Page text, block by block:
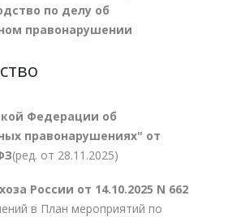
по делу об
правонарушении
Федерации об
правонарушениях" от
(ред. от 28.11.2025)
России от 14.10.2025 N 662
в План мероприятий по